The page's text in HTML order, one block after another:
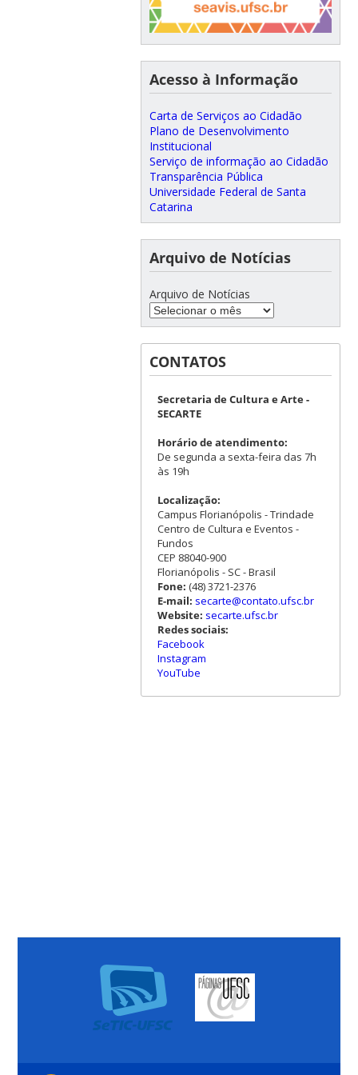
Acesso à Informação
Carta de Serviços ao Cidadão
Plano de Desenvolvimento
Institucional
Serviço de informação ao Cidadão
Transparência Pública
Universidade Federal de Santa
Catarina
Arquivo de Notícias
Arquivo de Notícias
CONTATOS
Secretaria de Cultura e Arte -
SECARTE
Horário de atendimento:
De segunda a sexta-feira das 7h
às 19h
Localização:
Campus Florianópolis - Trindade
Centro de Cultura e Eventos -
Fundos
CEP 88040-900
Florianópolis - SC - Brasil
Fone: (48) 3721-2376
E-mail: secarte@contato.ufsc.br
Website: secarte.ufsc.br
Redes sociais:
Facebook
Instagram
YouTube